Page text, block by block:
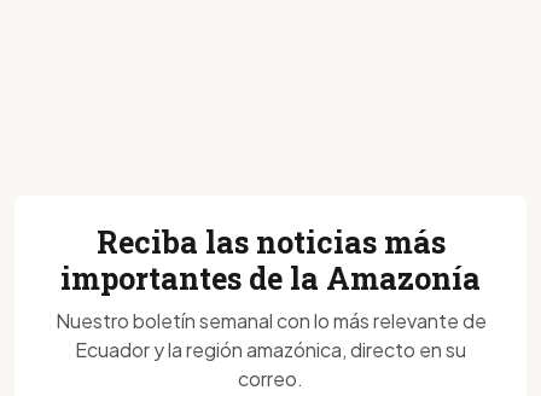
Reciba las noticias más
importantes de la Amazonía
Nuestro boletín semanal con lo más relevante de
Ecuador y la región amazónica, directo en su
correo.